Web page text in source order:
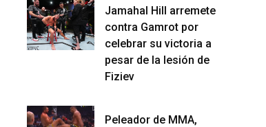
Jamahal Hill arremete
contra Gamrot por
celebrar su victoria a
pesar de la lesión de
Fiziev
Peleador de MMA,